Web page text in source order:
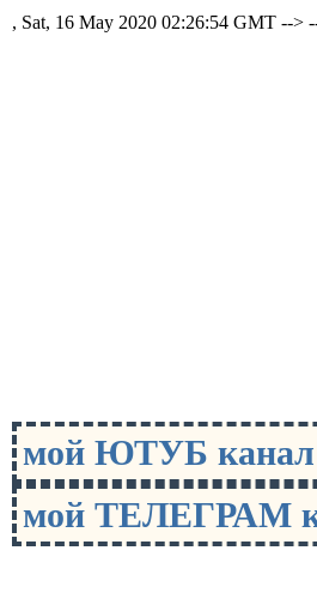
, Sat, 16 May 2020 02:26:54 GMT -->
мой ЮТУБ
мой ТЕЛЕГРАМ